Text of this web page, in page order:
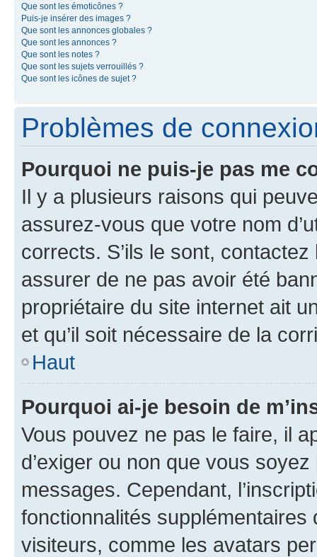
Que sont les émoticônes ?
Puis-je insérer des images ?
Que sont les annonces globales ?
Que sont les annonces ?
Que sont les notes ?
Que sont les sujets verrouillés ?
Que sont les icônes de sujet ?
Problèmes de
Pourquoi ne puis-je pas me
Il y a plusieurs raisons qui
assurez-vous que votre nom
corrects. S’ils le sont,
assurer de ne pas avoir été
propriétaire du site internet ait
et qu’il soit nécessaire de la
Haut
Pourquoi ai-je besoin de
Vous pouvez ne pas le faire, il
d’exiger ou non que vous
messages. Cependant,
fonctionnalités
visiteurs, comme les avatars